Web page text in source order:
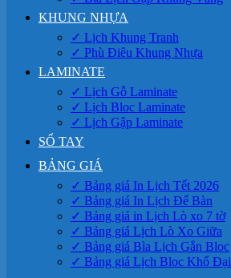
KHUNG NHỰA
✓ Lịch Khung Tranh
✓ Phù Điêu Khung Nhựa
LAMINATE
✓ Lịch Gỗ Laminate
✓ Lịch Bloc Laminate
✓ Lịch Gập Laminate
SỔ TAY
BẢNG GIÁ
✓ Bảng giá In Lịch Tết 2026
✓ Bảng giá In Lịch Để Bàn
✓ Bảng giá in Lịch Lò xo 7 tờ
✓ Bảng giá Lịch Lò Xo Giữa
✓ Bảng giá Bìa Lịch Gắn Bloc
✓ Bảng giá Lịch Bloc Khổ Đại